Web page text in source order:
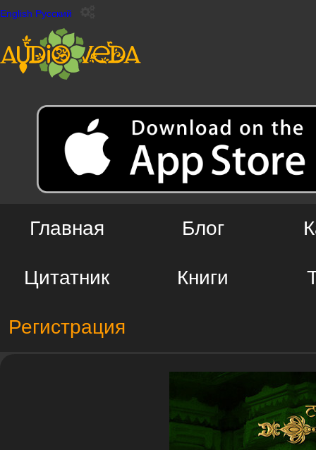
English Русский
Главная Блог
Цитатник Книги
Регистрация